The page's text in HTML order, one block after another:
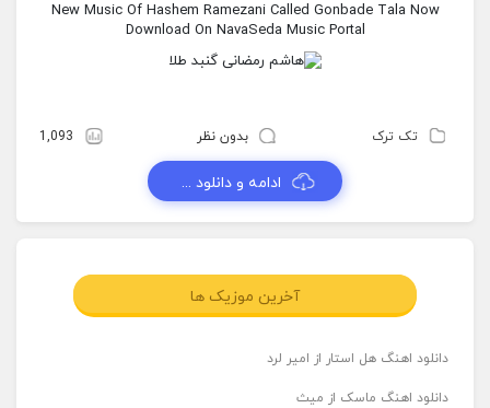
New Music Of Hashem Ramezani Called Gonbade Tala Now
Download On NavaSeda Music Portal
تک ترک بدون نظر 1,093
ادامه و دانلود ...
آخرین موزیک ها
دانلود اهنگ هل استار از امیر لرد
دانلود اهنگ ماسک از میث